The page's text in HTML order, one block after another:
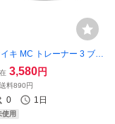
キ MC トレーナー 3 ブラ
ク/ホワイト 黒 白 26.5cm
TRAINER 3 メンズ スニ
カー トレーニングシュー
ジム
3,580円
料890円
0 1日
使用